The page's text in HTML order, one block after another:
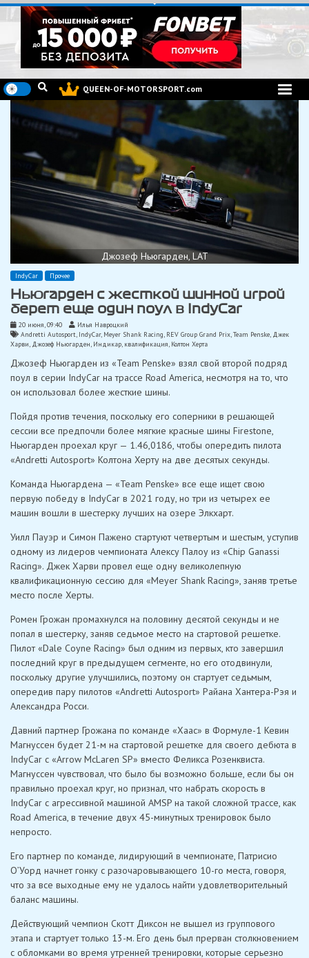
Перейти
к
содержимому
QUEEN-OF-MOTORSPORT.com
Джозеф Ньюгарден, LAT
IndyCar Прочее
Ньюгарден с жесткой шинной игрой
берет еще один поул в IndyCar
20 июня, 09:40
Илья Навроцкий
Andretti Autosport, IndyCar, Meyer Shank Racing, REV Group Grand Prix,Team Penske, Джек
Харви, Джозеф Ньюгарден, Индикар, квалификация, Колтон Херта
Джозеф Ньюгарден из «Team Penske» взял свой второй подряд
поул в серии IndyCar на трассе Road America, несмотря на то, что
он использовал более жесткие шины.
Пойдя против течения, поскольку его соперники в решающей
сессии все предпочли более мягкие красные шины Firestone,
Ньюгарден проехал круг — 1.46,0186, чтобы опередить пилота
«Andretti Autosport» Колтона Херту на две десятых секунды.
Команда Ньюгардена — «Team Penske» все еще ищет свою
первую победу в IndyCar в 2021 году, но три из четырех ее
машин вошли в шестерку лучших на озере Элкхарт.
Уилл Пауэр и Симон Пажено стартуют четвертым и шестым, уступив
одному из лидеров чемпионата Алексу Палоу из «Chip Ganassi
Racing». Джек Харви провел еще одну великолепную
квалификационную сессию для «Meyer Shank Racing», заняв третье
место после Херты.
Ромен Грожан промахнулся на половину десятой секунды и не
попал в шестерку, заняв седьмое место на стартовой решетке.
Пилот «Dale Coyne Racing» был одним из первых, кто завершил
последний круг в предыдущем сегменте, но его отодвинули,
поскольку другие улучшились, поэтому он стартует седьмым,
опередив пару пилотов «Andretti Autosport» Райана Хантера-Рэя и
Александра Росси.
Давний партнер Грожана по команде «Хаас» в Формуле-1 Кевин
Магнуссен будет 21-м на стартовой решетке для своего дебюта в
IndyCar с «Arrow McLaren SP» вместо Феликса Розенквиста.
Магнуссен чувствовал, что было бы возможно больше, если бы он
правильно проехал круг, но признал, что набрать скорость в
IndyCar с агрессивной машиной AMSP на такой сложной трассе, как
Road America, в течение двух 45-минутных тренировок было
непросто.
Его партнер по команде, лидирующий в чемпионате, Патрисио
О’Уорд начнет гонку с разочаровывающего 10-го места, говоря,
что за все выходные ему не удалось найти удовлетворительный
баланс машины.
Действующий чемпион Скотт Диксон не вышел из группового
этапа и стартует только 13-м. Его день был прерван столкновением
с обломками во время утренней тренировки, которые серьезно